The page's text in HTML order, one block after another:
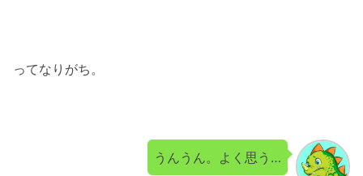
ってなりがち。
うんうん。よく思う…